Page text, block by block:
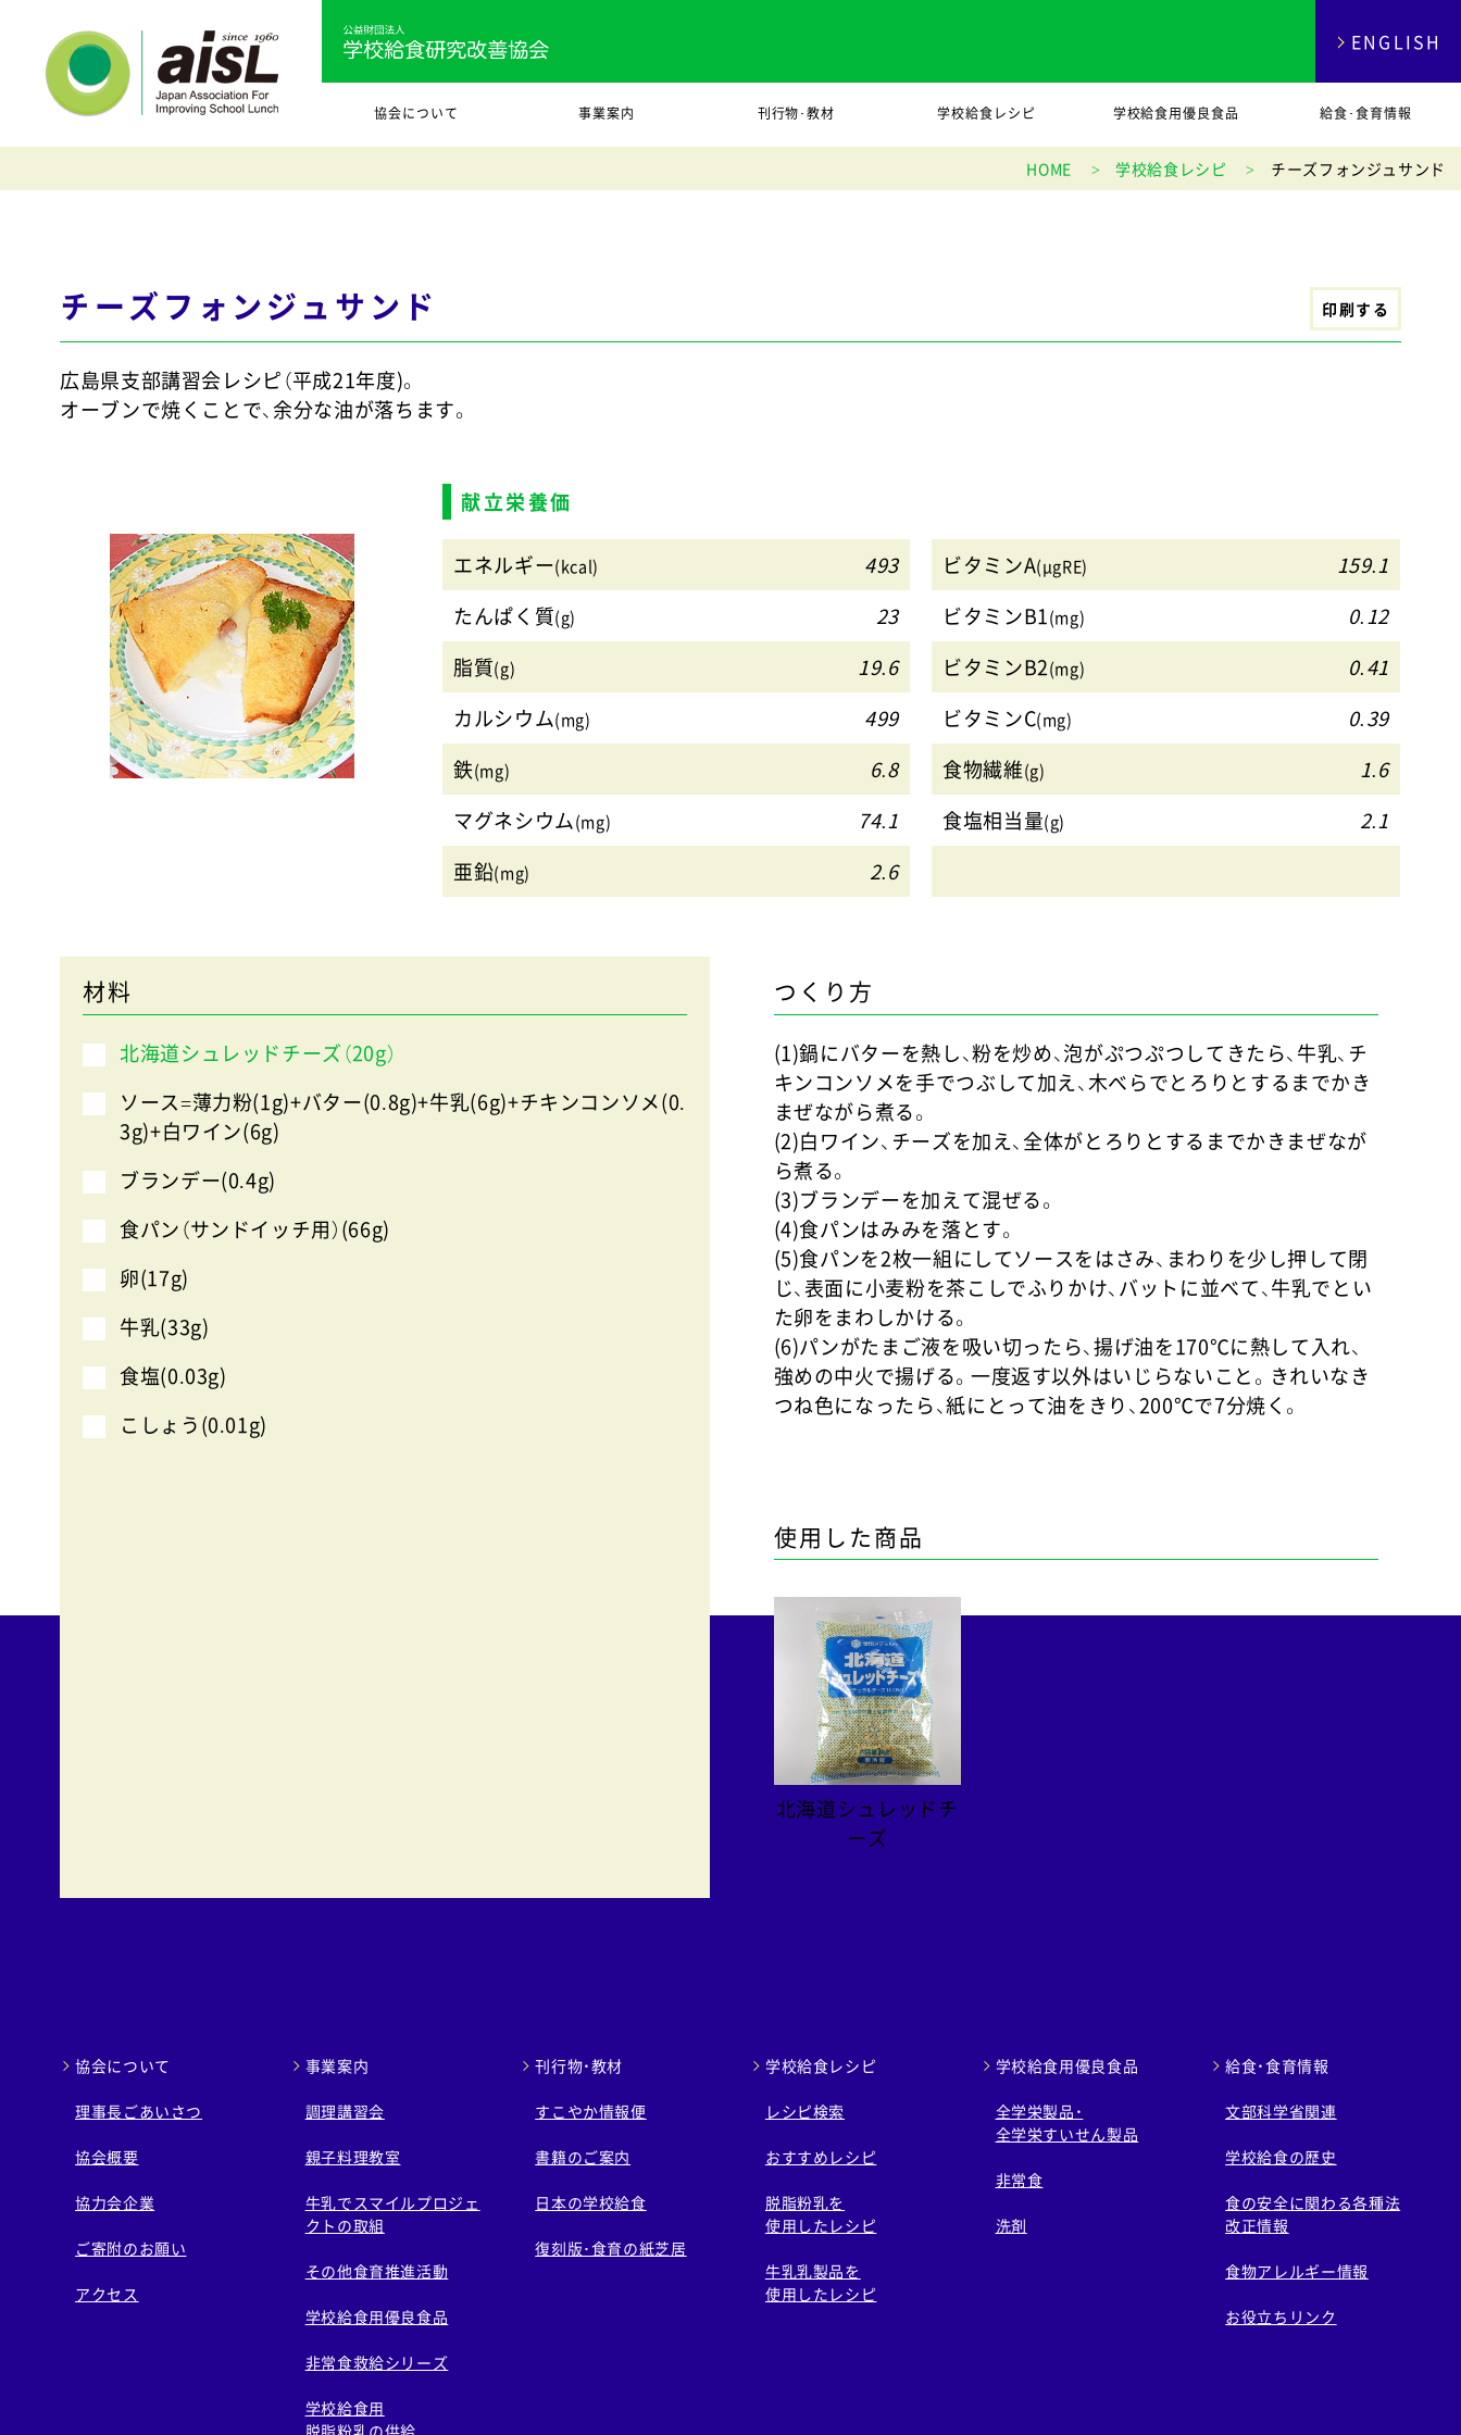
協会について 事業案内 刊行物･教材 学校給食レシピ 学校給食用優良食品 給食･食育情報
ENGLISH
HOME 学校給食レシピ チーズフォンジュサンド
チーズフォンジュサンド 印刷する
広島県支部講習会レシピ（平成21年度)。
オーブンで焼くことで、余分な油が落ちます。
献立栄養価
エネルギー(kcal) 493 ビタミンA(μgRE)
159.1
たんぱく質(g) 23 ビタミンB1(mg)
0.12
脂質(g) 19.6 ビタミンB2(mg)
0.41
カルシウム(mg) 499 ビタミンC(mg)
0.39
鉄(mg) 6.8 食物繊維(g)
1.6
マグネシウム(mg) 74.1 食塩相当量(g)
2.1
亜鉛(mg) 2.6
材料
北海道シュレッドチーズ（20g）
ソース=薄力粉(1g)+バター(0.8g)+牛乳(6g)+チキンコンソメ(0.
3g)+白ワイン(6g)
ブランデー(0.4g)
食パン（サンドイッチ用）(66g)
卵(17g)
牛乳(33g)
食塩(0.03g)
こしょう(0.01g)
つくり方
(1)鍋にバターを熱し、粉を炒め、泡がぷつぷつしてきたら、牛乳、チ
キンコンソメを手でつぶして加え、木べらでとろりとするまでかき
まぜながら煮る。
(2)白ワイン、チーズを加え、全体がとろりとするまでかきまぜなが
ら煮る。
(3)ブランデーを加えて混ぜる。
(4)食パンはみみを落とす。
(5)食パンを2枚一組にしてソースをはさみ、まわりを少し押して閉
じ、表面に小麦粉を茶こしでふりかけ、バットに並べて、牛乳でとい
た卵をまわしかける。
(6)パンがたまご液を吸い切ったら、揚げ油を170℃に熱して入れ、
強めの中火で揚げる。一度返す以外はいじらないこと。きれいなき
つね色になったら、紙にとって油をきり、200℃で7分焼く。
使用した商品
北海道シュレッドチ
ーズ
協会について
理事長ごあいさつ
協会概要
協力会企業
ご寄附のお願い
アクセス
事業案内
調理講習会
親子料理教室
牛乳でスマイルプロジェ
クトの取組
その他食育推進活動
学校給食用優良食品
非常食救給シリーズ
学校給食用
脱脂粉乳の供給
刊行物・教材
すこやか情報便
書籍のご案内
日本の学校給食
復刻版･食育の紙芝居
学校給食レシピ
レシピ検索
おすすめレシピ
脱脂粉乳を
使用したレシピ
牛乳乳製品を
使用したレシピ
学校給食用優良食品
全学栄製品・
全学栄すいせん製品
非常食
洗剤
給食・食育情報
文部科学省関連
学校給食の歴史
食の安全に関わる各種法
改正情報
食物アレルギー情報
お役立ちリンク